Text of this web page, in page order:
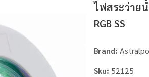
ไฟสระว่ายน้
RGB SS
Brand:
Sku: 52125